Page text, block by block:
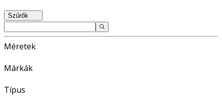
Szűrők
Méretek
Márkák
Típus